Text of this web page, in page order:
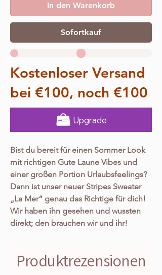
In den Warenkorb
Sofortkauf
Kostenloser Versand
bei €100, noch €100
Upgrade
Bist du bereit für einen Sommer Look
mit richtigen Gute Laune Vibes und
einer großen Portion Urlaubsfeelings?
Dann ist unser neuer Stripes Sweater
„La Mer“ genau das Richtige für dich!
Wir haben ihn gesehen und wussten
direkt; den brauchen wir und ihr!
verzaubert auf den ersten Blick durch
Produktrezensionen